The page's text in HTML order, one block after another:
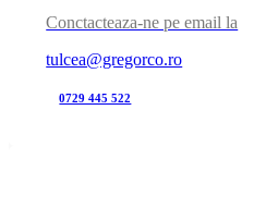
Conctacteaza-ne pe email la
tulcea@gregorco.ro
0729 445 522